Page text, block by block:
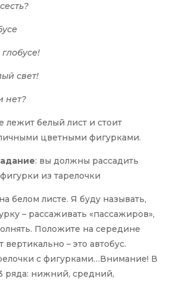
свет!
нет?
лежит белый лист и стоит
цветными фигурками.
: вы должны рассадить
из тарелочки
белом листе. Я буду называть,
– рассаживать «пассажиров»,
Положите на середине
вертикально – это автобус.
с фигурками…Внимание! В
ряда: нижний, средний,